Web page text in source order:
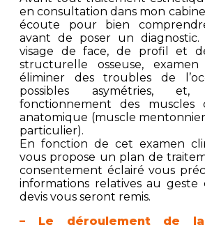
en consultation dans mon
écoute pour bien
avant de poser un diagnostic.
visage de face, de profil et
structurelle osseuse,
éliminer des troubles de
possibles asymétries,
fonctionnement des
anatomique (muscle
particulier).
En fonction de cet examen
vous propose un plan de
consentement éclairé vous
informations relatives au
devis vous seront remis.
– Le déroulement de